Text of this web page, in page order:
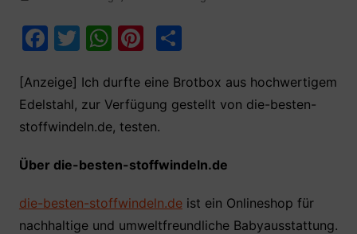
F
c
e
b
o
k
T
itt
er
W
at
s
A
p
p
Pi
er
e
st
T
le
n
[Anzeige] Ich durfte eine Brotbox aus hochwertigem
Edelstahl, zur Verfügung gestellt von die-besten-
stoffwindeln.de, testen.
Über die-besten-stoffwindeln.de
die-besten-stoffwindeln.deist ein Onlineshop für
nachhaltige und umweltfreundliche Babyausstattung.